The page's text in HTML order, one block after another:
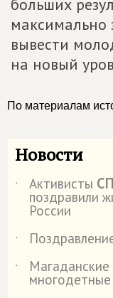
больших
вывести
на новый
По материалам
Новости
˙ Активисты
поздравили
России
˙
˙
Магаданские